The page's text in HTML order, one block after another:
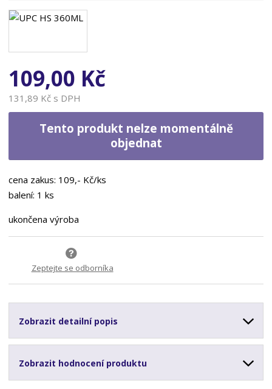
109,00 Kč
131,89 Kč s DPH
Tento produkt nelze momentálně
objednat
cena zakus: 109,- Kč/ks
balení: 1 ks
ukončena výroba
Zeptejte se odborníka
Zobrazit detailní popis
Zobrazit hodnocení produktu